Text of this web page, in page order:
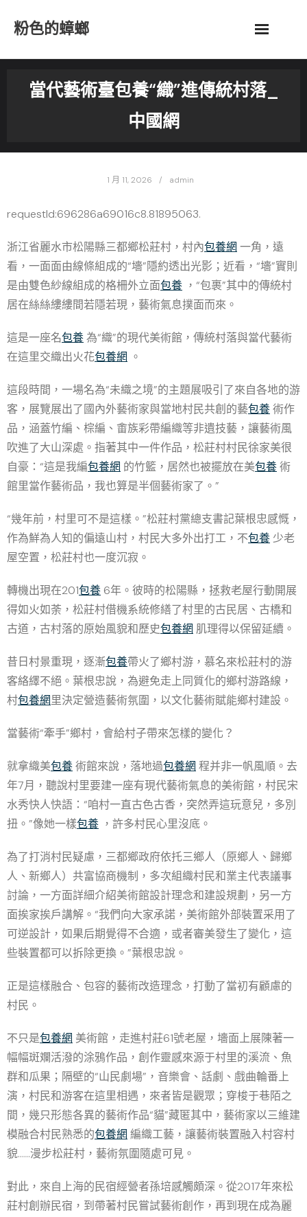
粉色的蟑螂
當代藝術臺包養“織”進傳統村落_
中國網
1 月 11, 2026 admin
requestId:696286a69016c8.81895063.
浙江省麗水市松陽縣三都鄉松莊村，村內包養網 一角，遠
看，一面面由線條組成的“墻”隱約透出光影；近看，“墻”實則
是由雙色紗線組成的格柵外立面包養 ，“包裹”其中的傳統村
居在絲絲縷縷間若隱若現，藝術氣息撲面而來。
這是一座名包養為“織”的現代美術館，傳統村落與當代藝術
在這里交織出火花包養網 。
這段時間，一場名為“未織之境”的主題展吸引了來自各地的游
客，展覽展出了國內外藝術家與當地村民共創的藝包養術作
品，涵蓋竹編、棕編、畬族彩帶編織等非遺技藝，讓藝術風
吹進了大山深處。指著其中一件作品，松莊村村民徐家美很
自豪：“這是我編包養網 的竹籃，居然也被擺放在美包養術
館里當作藝術品，我也算是半個藝術家了。”
“幾年前，村里可不是這樣。”松莊村黨總支書記葉根忠感慨，
作為鮮為人知的偏遠山村，村民大多外出打工，不包養 少老
屋空置，松莊村也一度沉寂。
轉機出現在201包養 6年。彼時的松陽縣，拯救老屋行動開展
得如火如荼，松莊村借機系統修繕了村里的古民居、古橋和
古道，古村落的原始風貌和歷史包養網 肌理得以保留延續。
昔日村景重現，逐漸包養帶火了鄉村游，慕名來松莊村的游
客絡繹不絕。葉根忠說，為避免走上同質化的鄉村游路線，
村包養網里決定營造藝術氛圍，以文化藝術賦能鄉村建設。
當藝術“牽手”鄉村，會給村子帶來怎樣的變化？
就拿織美包養術館來說，落地過包養網 程并非一帆風順。去
年7月，聽說村里要建一座有現代藝術氣息的美術館，村民宋
水秀快人快語：“咱村一直古色古香，突然弄這玩意兒，多別
扭。”像她一樣包養 ，許多村民心里沒底。
為了打消村民疑慮，三都鄉政府依托三鄉人（原鄉人、歸鄉
人、新鄉人）共富協商機制，多次組織村民和業主代表議事
討論，一方面詳細介紹美術館設計理念和建設規劃，另一方
面挨家挨戶講解。“我們向大家承諾，美術館外部裝置采用了
可逆設計，如果后期覺得不合適，或者審美發生了變化，這
些裝置都可以拆除更換。”葉根忠說。
正是這樣融合、包容的藝術改造理念，打動了當初有顧慮的
村民。
不只是包養網 美術館，走進村莊61號老屋，墻面上展陳著一
幅幅斑斕活潑的涂鴉作品，創作靈感來源于村里的溪流、魚
群和瓜果；隔壁的“山民劇場”，音樂會、話劇、戲曲輪番上
演，村民和游客在這里相遇，來者皆是觀眾；穿梭于巷陌之
間，幾只形態各異的藝術作品“貓”藏匿其中，藝術家以三維建
模融合村民熟悉的包養網 編織工藝，讓藝術裝置融入村容村
貌……漫步松莊村，藝術氛圍隨處可見。
對此，來自上海的民宿經營者孫培感觸頗深。從2017年來松
莊村創辦民宿，到帶著村民嘗試藝術創作，再到現在成為麗